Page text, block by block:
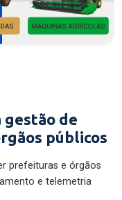
gestão de
públicos
prefeituras e órgãos
e telemetria